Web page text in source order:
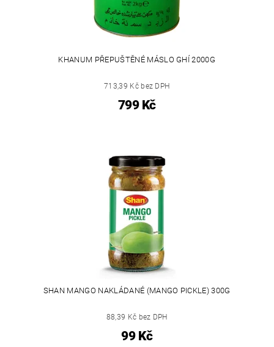
KHANUM PŘEPUŠTĚNÉ MÁSLO GHÍ 2000G
713,39 Kč bez DPH
799 Kč
SHAN MANGO NAKLÁDANÉ (MANGO PICKLE) 300G
88,39 Kč bez DPH
99 Kč